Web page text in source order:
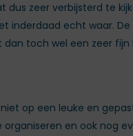
dus zeer verbijsterd te
inderdaad echt waar.
dan toch wel een zeer
op een leuke en
en ook nog